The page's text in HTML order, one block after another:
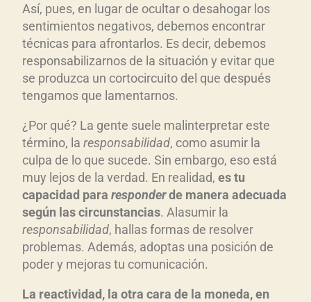
Así, pues, en lugar de ocultar o desahogar los
sentimientos negativos, debemos encontrar
técnicas para afrontarlos. Es decir, debemos
responsabilizarnos de la situación y evitar que
se produzca un cortocircuito del que después
tengamos que lamentarnos.
¿Por qué? La gente suele malinterpretar este
término, la responsabilidad, como asumir la
culpa de lo que sucede. Sin embargo, eso está
muy lejos de la verdad. En realidad, estu
capacidad para responderde manera adecuada
según las circunstancias. Alasumir la
responsabilidad, hallas formas de resolver
problemas. Además, adoptas una posición de
poder y mejoras tu comunicación.
La reactividad, la otra cara de la moneda,en